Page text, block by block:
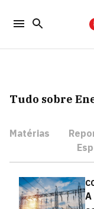
Tudo sobre
Matérias
A